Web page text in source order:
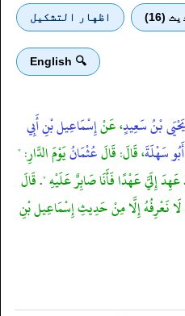
(16) اظهار التشكيل
🔍 English
بْنُ سَعِيدٍ، عَنْإِسْمَاعِيل بْنِ أَبِي
أَبُو سَهْلَةَ، قَالَ: قَالَعُثْمَانُيَوْمَ الدَّارِ: "
إِلَيَّ عَهْدًا فَأَنَا صَابِرٌ عَلَيْهِ ". قَالَ
نَعْرِفُهُ إِلَّا مِنْ حَدِيثِ إِسْمَاعِيل بْنِ